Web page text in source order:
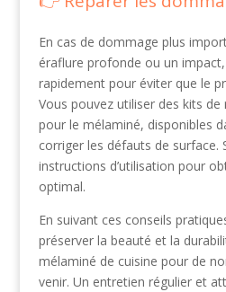
En cas de dommage plus
éraflure profonde ou un impact,
rapidement pour éviter que le
Vous pouvez utiliser des kits
pour le mélaminé, disponibles
corriger les défauts de surface.
instructions d’utilisation pour
optimal.
En suivant ces conseils
préserver la beauté et la
mélaminé de cuisine pour de
venir. Un entretien régulier et